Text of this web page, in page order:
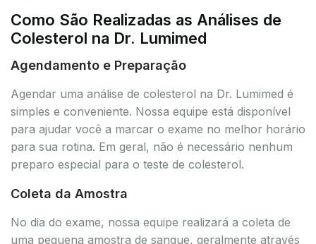
Como São Realizadas as Análises de
Colesterol na Dr. Lumimed
Agendamento e Preparação
Agendar uma análise de colesterol na Dr. Lumimed é
simples e conveniente. Nossa equipe está disponível
para ajudar você a marcar o exame no melhor horário
para sua rotina. Em geral, não é necessário nenhum
preparo especial para o teste de colesterol.
Coleta da Amostra
No dia do exame, nossa equipe realizará a coleta de
uma pequena amostra de sangue, geralmente através